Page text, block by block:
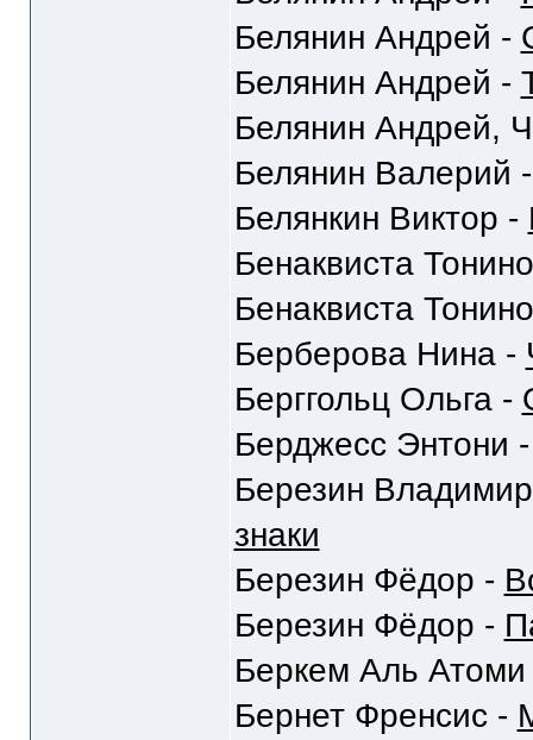
Белянин Андрей -
Белянин Андрей -
Белянин Андрей,
Белянин Валерий
Белянкин Виктор -
Бенаквиста
Бенаквиста
Берберова Нина -
Берггольц Ольга -
Берджесс Энтони
Березин
знаки
Березин Фёдор -
Березин Фёдор -
Беркем Аль
Бернет Френсис -